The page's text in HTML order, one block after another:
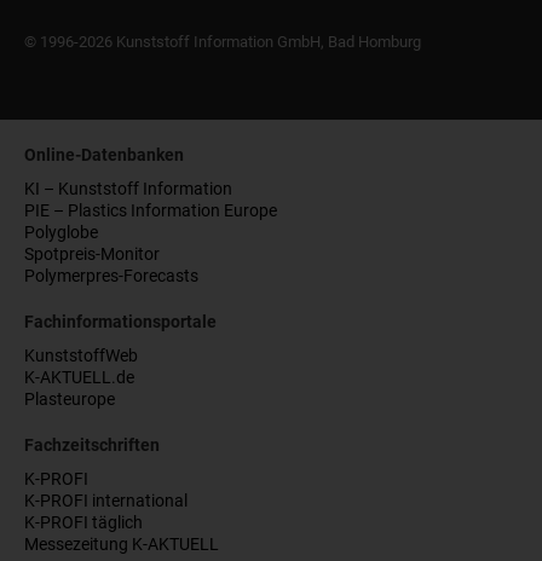
© 1996-2026 Kunststoff Information GmbH, Bad Homburg
Online-Datenbanken
KI – Kunststoff Information
PIE – Plastics Information Europe
Polyglobe
Spotpreis-Monitor
Polymerpres-Forecasts
Fachinformationsportale
KunststoffWeb
K-AKTUELL.de
Plasteurope
Fachzeitschriften
K-PROFI
K-PROFI international
K-PROFI täglich
Messezeitung K-AKTUELL